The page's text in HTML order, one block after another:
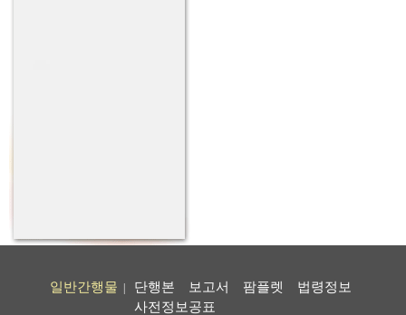
일반간행물 단행본 보고서 팜플렛
법령정보
사전정보공표